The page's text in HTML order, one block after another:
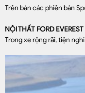
Trên bản các phiên bản
NỘI THẤT FORD
Trong xe rộng rãi, tiện